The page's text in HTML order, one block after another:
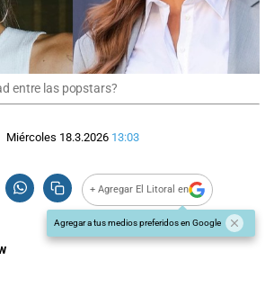
entre las popstars?
Miércoles 18.3.2026 13:03
+ Agregar El Litoral en
Agregar a tus medios preferidos en Google